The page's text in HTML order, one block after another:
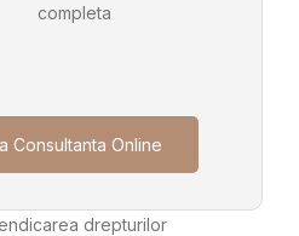
completa
Consultanta Online
drepturilor